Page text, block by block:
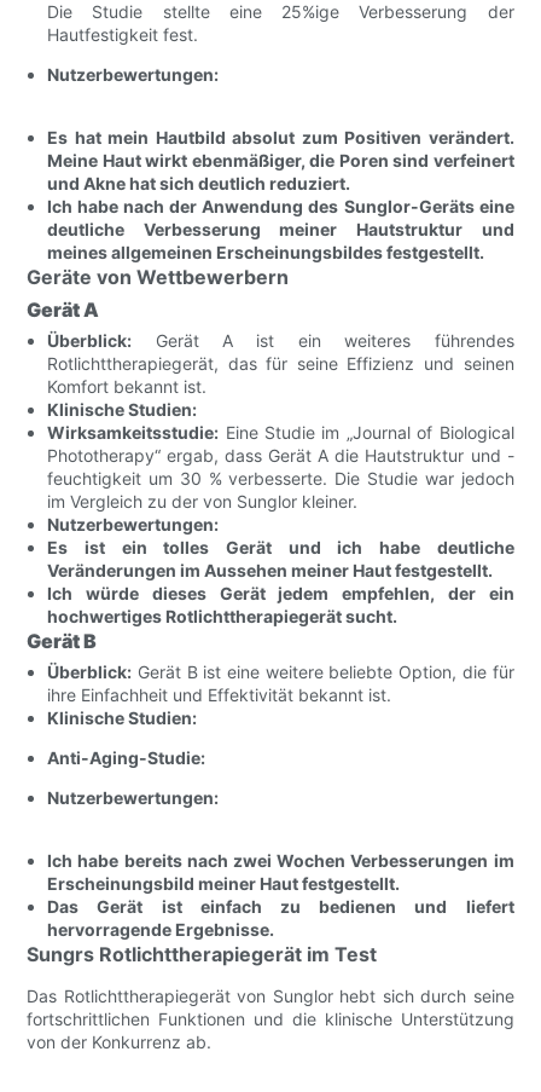
Die Studie stellte eine 25%ige Verbesserung der
Hautfestigkeit fest.
Nutzerbewertungen:
Es hat mein Hautbild absolut zum Positiven verändert.
Meine Haut wirkt ebenmäßiger, die Poren sind verfeinert
und Akne hat sich deutlich reduziert.
Ich habe nach der Anwendung des Sunglor-Geräts eine
deutliche Verbesserung meiner Hautstruktur und
meines allgemeinen Erscheinungsbildes festgestellt.
Geräte von Wettbewerbern
Gerät A
Überblick: Gerät A ist ein weiteres führendes
Rotlichttherapiegerät, das für seine Effizienz und seinen
Komfort bekannt ist.
Klinische Studien:
Wirksamkeitsstudie: Eine Studie im „Journal of Biological
Phototherapy“ ergab, dass Gerät A die Hautstruktur und -
feuchtigkeit um 30 % verbesserte. Die Studie war jedoch
im Vergleich zu der von Sunglor kleiner.
Nutzerbewertungen:
Es ist ein tolles Gerät und ich habe deutliche
Veränderungen im Aussehen meiner Haut festgestellt.
Ich würde dieses Gerät jedem empfehlen, der ein
hochwertiges Rotlichttherapiegerät sucht.
Gerät B
Überblick: Gerät B ist eine weitere beliebte Option, die für
ihre Einfachheit und Effektivität bekannt ist.
Klinische Studien:
Anti-Aging-Studie:
Nutzerbewertungen:
Ich habe bereits nach zwei Wochen Verbesserungen im
Erscheinungsbild meiner Haut festgestellt.
Das Gerät ist einfach zu bedienen und liefert
hervorragende Ergebnisse.
Sungrs Rotlichttherapiegerät im Test
Das Rotlichttherapiegerät von Sunglor hebt sich durch seine
fortschrittlichen Funktionen und die klinische Unterstützung
von der Konkurrenz ab.